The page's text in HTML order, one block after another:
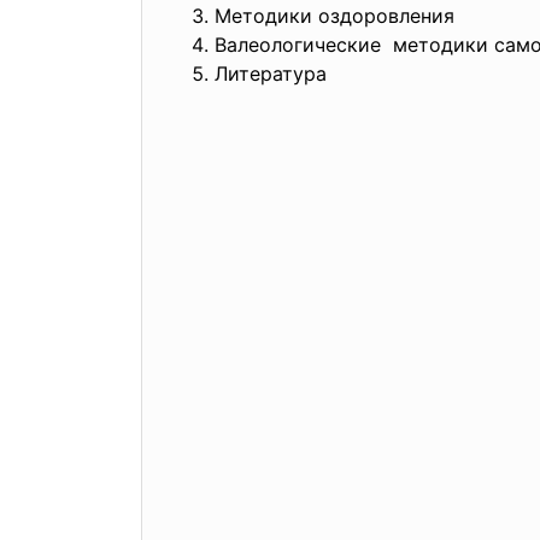
Методики оздоровления
Валеологические методики
Литература